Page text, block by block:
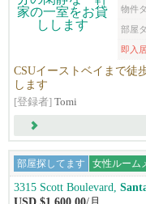
物件
部屋
即入
CSUイーストベイまで徒
します
[登録者] Tomi
部屋探してます 女性ルーム
3315 Scott Boulevard,